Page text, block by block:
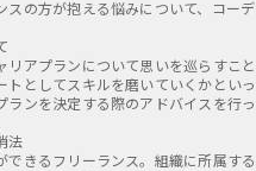
スの方が抱える悩みについて、コー
アプランについて思いを巡らすこ
トとしてスキルを磨いていくかと
ンを決定する際のアドバイスを行
法
きるフリーランス。組織に所属す